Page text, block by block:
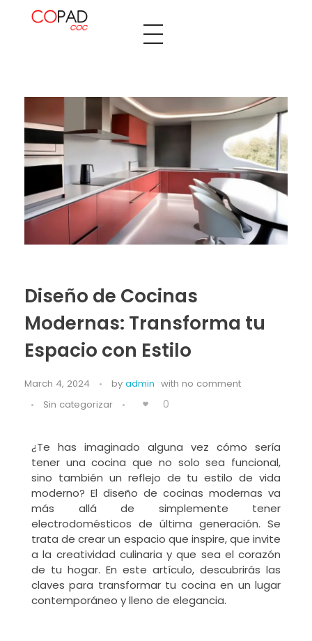
Diseño de Cocinas
Modernas: Transforma tu
Espacio con Estilo
March 4, 2024 by admin with no comment
Sin categorizar
0
¿Te has imaginado alguna vez cómo sería
tener una cocina que no solo sea funcional,
sino también un reflejo de tu estilo de vida
moderno? El diseño de cocinas modernas va
más allá de simplemente tener
electrodomésticos de última generación. Se
trata de crear un espacio que inspire, que invite
a la creatividad culinaria y que sea el corazón
de tu hogar. En este artículo, descubrirás las
claves para transformar tu cocina en un lugar
contemporáneo y lleno de elegancia.